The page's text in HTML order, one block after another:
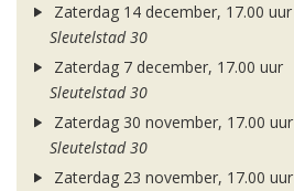
Zaterdag 14 december, 17.00 uur
Sleutelstad 30
Zaterdag 7 december, 17.00 uur
Sleutelstad 30
Zaterdag 30 november, 17.00 uur
Sleutelstad 30
Zaterdag 23 november, 17.00 uur